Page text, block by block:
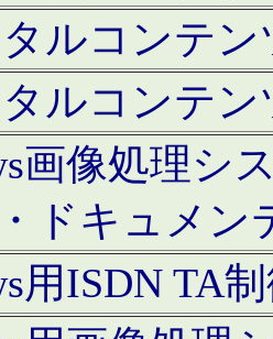
ルコンテ
ルコンテ
画像処理シ
ドキュメン
用ISDN TA